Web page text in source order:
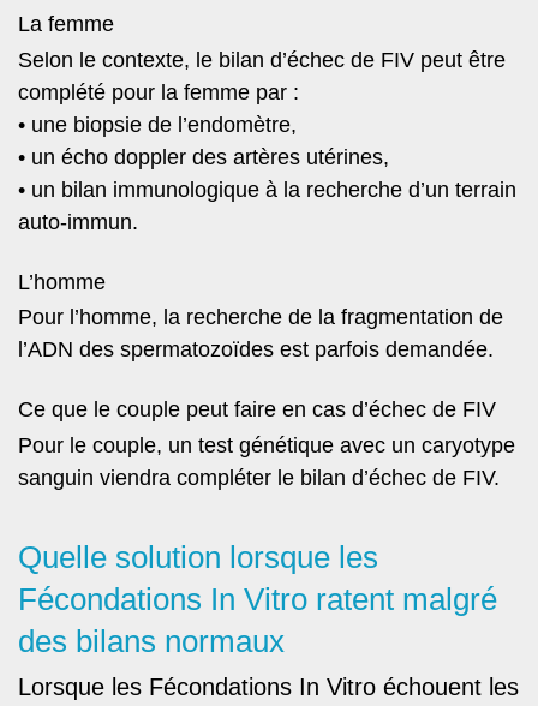
La femme
Selon le contexte, le bilan d’échec de FIV peut être
complété pour la femme par :
• une biopsie de l’endomètre,
• un écho doppler des artères utérines,
• un bilan immunologique à la recherche d’un terrain
auto-immun.
L’homme
Pour l’homme, la recherche de la fragmentation de
l’ADN des spermatozoïdes est parfois demandée.
Ce que le couple peut faire en cas d’échec de FIV
Pour le couple, un test génétique avec un caryotype
sanguin viendra compléter le bilan d’échec de FIV.
Quelle solution lorsque les
Fécondations In Vitro ratent malgré
des bilans normaux
Lorsque les Fécondations In Vitro échouent les